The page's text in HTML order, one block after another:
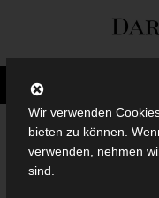
Wir verwenden
bieten zu können.
verwenden, nehmen
sind.